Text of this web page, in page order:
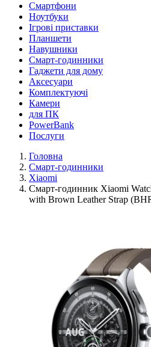
Смартфони
Ноутбуки
Ігрові приставки
Планшети
Навушники
Смарт-годинники
Гаджети для дому
Аксесуари
Комплектуючі
Камери
для ПК
PowerBank
Послуги
Головна
Смарт-годинники
Xiaomi
Смарт-годинник Xiaomi
with Brown Leather Strap